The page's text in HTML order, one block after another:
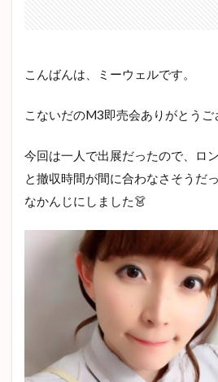
こんばんは、ミーウェルです。
こないだのM3即売会ありがとう
今回は一人で出展だったので、ロ
と撤収時間が間に合わなさそうだ
なかんじにしました👗